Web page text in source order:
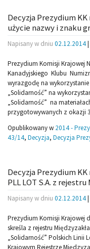
Decyzja Prezydium
użycie nazwy i znaku
Napisany w dniu 02.12.2014|
Prezydium Komisji Krajowej
Kanadyjskiego Klubu
wyrazgodę na
„Solidarność” na
„Solidarność” na
przygotowywanych z okazji
Opublikowany w 2014 -
43/14, Decyzja, Decyzja
Decyzja Prezydium
PLL LOT S.A. z rejestru
Napisany w dniu 02.12.2014|
Prezydium Komisji Krajowej
skreśla z rejestru
„Solidarność” Polskich Linii
Krajowym Rejestrze